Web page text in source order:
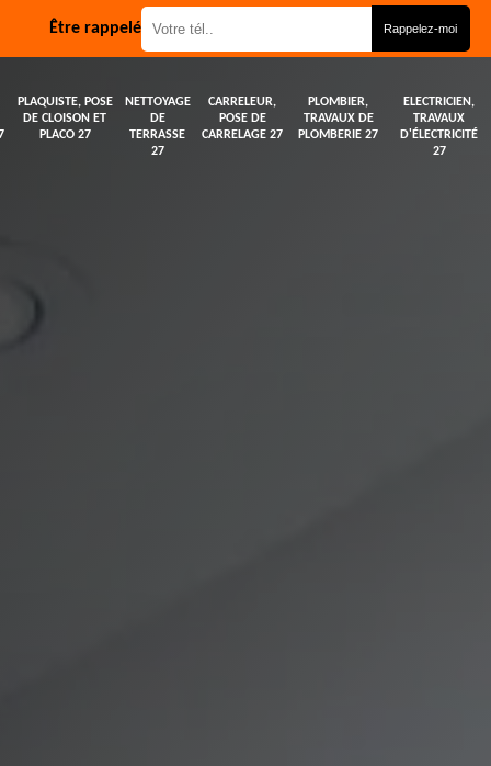
Être rappelé
PLAQUISTE, POSE
DE CLOISON ET
PLACO 27
NETTOYAGE
DE
TERRASSE
27
CARRELEUR,
POSE DE
CARRELAGE 27
PLOMBIER,
TRAVAUX DE
PLOMBERIE 27
ELECTRICIEN,
TRAVAUX
D'ÉLECTRICITÉ
27